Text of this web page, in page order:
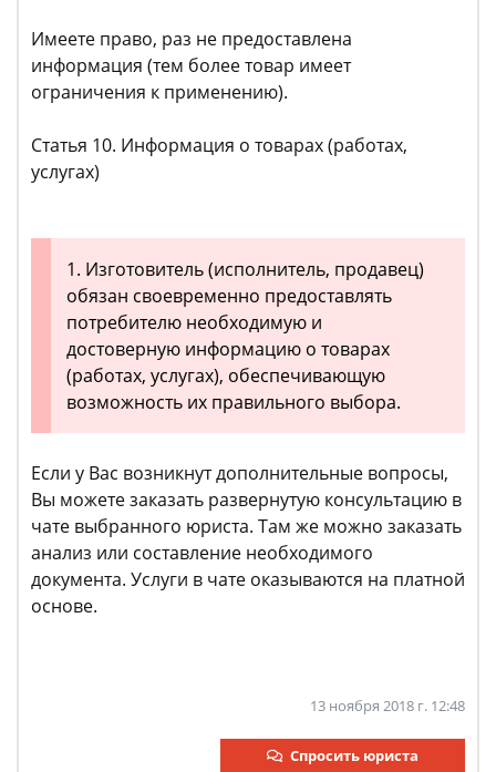
Имеете право, раз не предоставлена
информация (тем более товар имеет
ограничения к применению).
Статья 10. Информация о товарах (работах,
услугах)
1. Изготовитель (исполнитель, продавец)
обязан своевременно предоставлять
потребителю необходимую и
достоверную информацию о товарах
(работах, услугах), обеспечивающую
возможность их правильного выбора.
Если у Вас возникнут дополнительные вопросы,
Вы можете заказать развернутую консультацию в
чате выбранного юриста. Там же можно заказать
анализ или составление необходимого
документа. Услуги в чате оказываются на платной
основе.
13 ноября 2018 г. 12:48
Спросить юриста